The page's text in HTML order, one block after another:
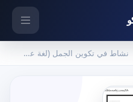
نشاط في تكوين الجمل (لغة عربية) الأول